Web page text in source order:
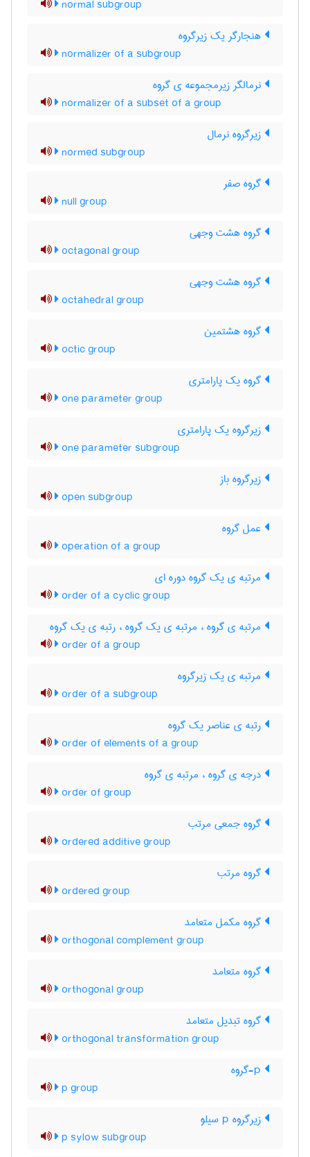
normal subgroup
هنجارگر یک زیرگروه
normalizer of a subgroup
نرمالگر زیرمجموعه ی گروه
normalizer of a subset of a group
زیرگروه نرمال
normed subgroup
گروه صفر
null group
گروه هشت وجهی
octagonal group
گروه هشت وجهی
octahedral group
گروه هشتمین
octic group
گروه یک پارامتری
one parameter group
زیرگروه یک پارامتری
one parameter subgroup
زیرگروه باز
open subgroup
عمل گروه
operation of a group
مرتبه ی یک گروه دوره ای
order of a cyclic group
مرتبه ی گروه ، مرتبه ی یک گروه ، رتبه ی یک گروه
order of a group
مرتبه ی یک زیرگروه
order of a subgroup
رتبه ی عناصر یک گروه
order of elements of a group
درجه ی گروه ، مرتبه ی گروه
order of group
گروه جمعی مرتب
ordered additive group
گروه مرتب
ordered group
گروه مکمل متعامد
orthogonal complement group
گروه متعامد
orthogonal group
گروه تبدیل متعامد
orthogonal transformation group
p group
زیرگروه p سیلو
p sylow subgroup